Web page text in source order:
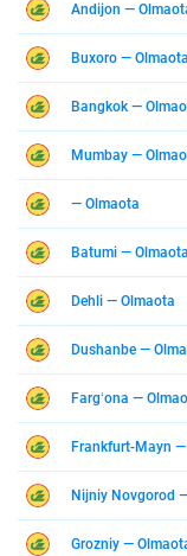
Andijon —
Buxoro — Olmaota
Bangkok —
Mumbay —
— Olmaota
Batumi — Olmaota
Dehli — Olmaota
Dushanbe —
Fargʻona —
Frankfurt-Mayn
Nijniy Novgorod
Grozniy —